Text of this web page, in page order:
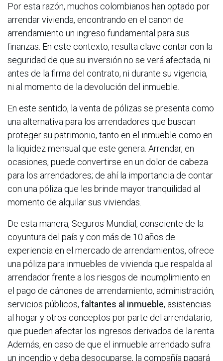
Por esta razón, muchos colombianos han optado por
arrendar vivienda, encontrando en el canon de
arrendamiento un ingreso fundamental para sus
finanzas. En este contexto, resulta clave contar con la
seguridad de que su inversión no se verá afectada, ni
antes de la firma del contrato, ni durante su vigencia,
ni al momento de la devolución del inmueble.
En este sentido, la venta de pólizas se presenta como
una alternativa para los arrendadores que buscan
proteger su patrimonio, tanto en el inmueble como en
la liquidez mensual que este genera. Arrendar, en
ocasiones, puede convertirse en un dolor de cabeza
para los arrendadores; de ahí la importancia de contar
con una póliza que les brinde mayor tranquilidad al
momento de alquilar sus viviendas.
De esta manera, Seguros Mundial, consciente de la
coyuntura del país y con más de 10 años de
experiencia en el mercado de arrendamientos, ofrece
una póliza para inmuebles de vivienda que respalda al
arrendador frente a los riesgos de incumplimiento en
el pago de cánones de arrendamiento, administración,
servicios públicos, faltantes al inmueble, asistencias
al hogar y otros conceptos por parte del arrendatario,
que pueden afectar los ingresos derivados de la renta.
Además, en caso de que el inmueble arrendado sufra
un incendio y deba desocuparse, la compañía pagará